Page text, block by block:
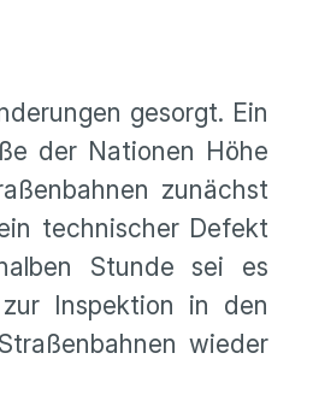
gesorgt. Ein
der Nationen Höhe
zunächst
technischer Defekt
Stunde sei es
Inspektion in den
wieder